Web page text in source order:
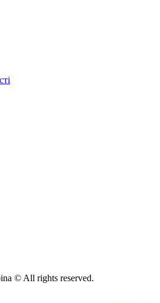
© All rights reserved.